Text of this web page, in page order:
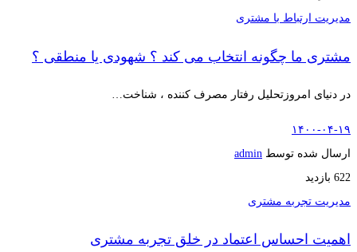
مدیریت ارتباط با مشتری
مشتری ما چگونه انتخاب می کند ؟ شهودی یا منطقی ؟
در دنیای امروزتحلیل رفتار مصرف کننده ، شناخت…
۱۴۰۰-۰۴-۱۹
ارسال شده توسط admin
622 بازدید
مدیریت تجربه مشتری
اهمیت احساس اعتماد در خلق تجربه مشتری